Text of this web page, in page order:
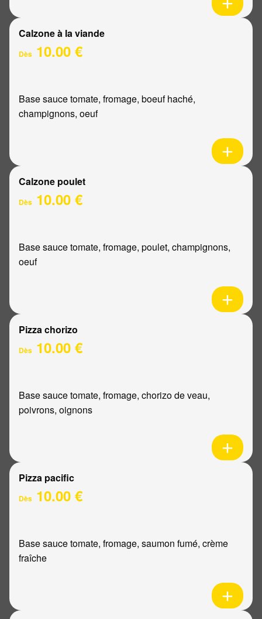
Calzone à la viande
Dès 10.00 €
Base sauce tomate, fromage, boeuf haché,
champignons, oeuf
Calzone poulet
Dès 10.00 €
Base sauce tomate, fromage, poulet, champignons,
oeuf
Pizza chorizo
Dès 10.00 €
Base sauce tomate, fromage, chorizo de veau,
poivrons, oignons
Pizza pacific
Dès 10.00 €
Base sauce tomate, fromage, saumon fumé, crème
fraîche